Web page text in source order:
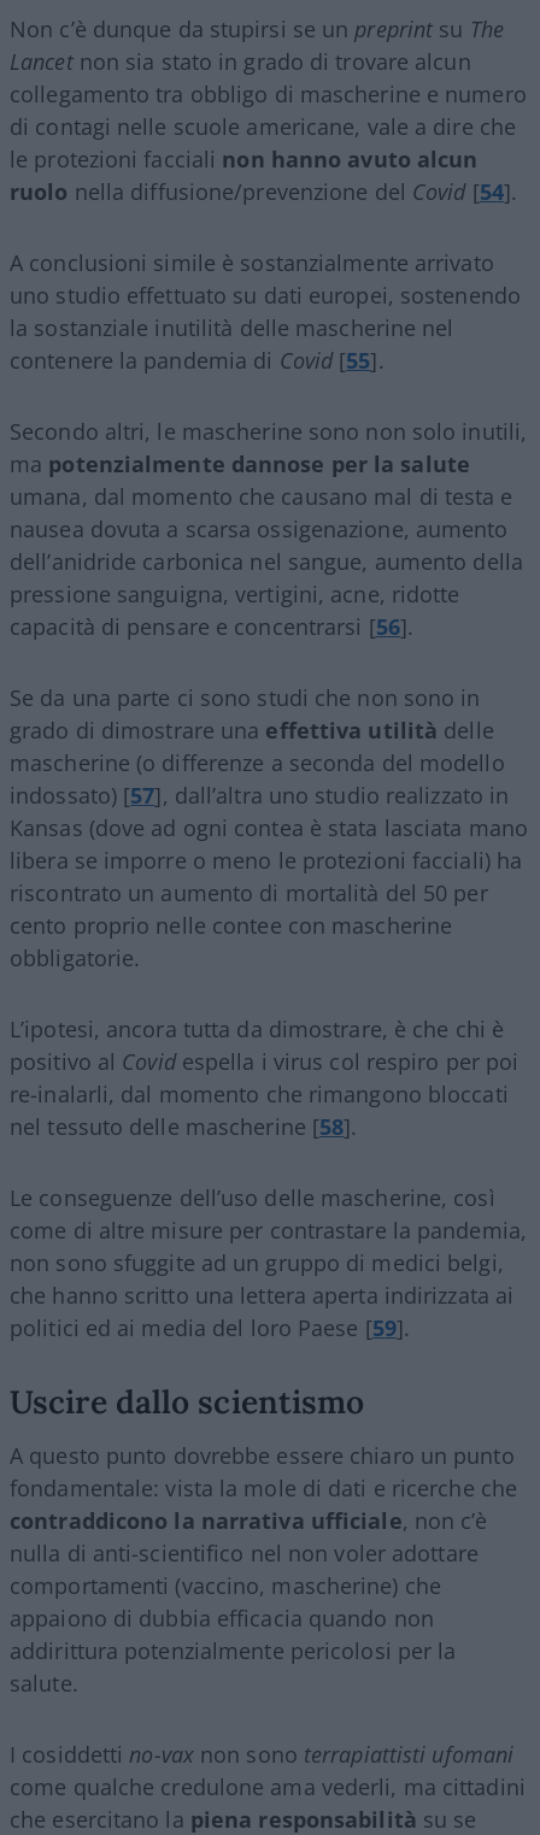
Non c’è dunque da stupirsi se un preprint su The
Lancet non sia stato in grado di trovare alcun
collegamento tra obbligo di mascherine e numero
di contagi nelle scuole americane, vale a dire che
le protezioni facciali non hanno avuto alcun
ruolo nella diffusione/prevenzione del Covid[54].
A conclusioni simile è sostanzialmente arrivato
uno studio effettuato su dati europei, sostenendo
la sostanziale inutilità delle mascherine nel
contenere la pandemia di Covid[55].
Secondo altri, le mascherine sono non solo inutili,
ma potenzialmente dannose per la salute
umana, dal momento che causano mal di testa e
nausea dovuta a scarsa ossigenazione, aumento
dell’anidride carbonica nel sangue, aumento della
pressione sanguigna, vertigini, acne, ridotte
capacità di pensare e concentrarsi [56].
Se da una parte ci sono studi che non sono in
grado di dimostrare una effettiva utilità delle
mascherine (o differenze a seconda del modello
indossato) [57], dall’altra uno studio realizzato in
Kansas (dove ad ogni contea è stata lasciata mano
libera se imporre o meno le protezioni facciali) ha
riscontrato un aumento di mortalità del 50 per
cento proprio nelle contee con mascherine
obbligatorie.
L’ipotesi, ancora tutta da dimostrare, è che chi è
positivo al Covidespella i virus col respiro per poi
re-inalarli, dal momento che rimangono bloccati
nel tessuto delle mascherine [58].
Le conseguenze dell’uso delle mascherine, così
come di altre misure per contrastare la pandemia,
non sono sfuggite ad un gruppo di medici belgi,
che hanno scritto una lettera aperta indirizzata ai
politici ed ai media del loro Paese [59].
Uscire dallo scientismo
A questo punto dovrebbe essere chiaro un punto
fondamentale: vista la mole di dati e ricerche che
contraddicono la narrativa ufficiale, non c’è
nulla di anti-scientifico nel non voler adottare
comportamenti (vaccino, mascherine) che
appaiono di dubbia efficacia quando non
addirittura potenzialmente pericolosi per la
salute.
I cosiddetti no-vaxnon sono terrapiattisti ufomani
come qualche credulone ama vederli, ma cittadini
che esercitano la piena responsabilità su se